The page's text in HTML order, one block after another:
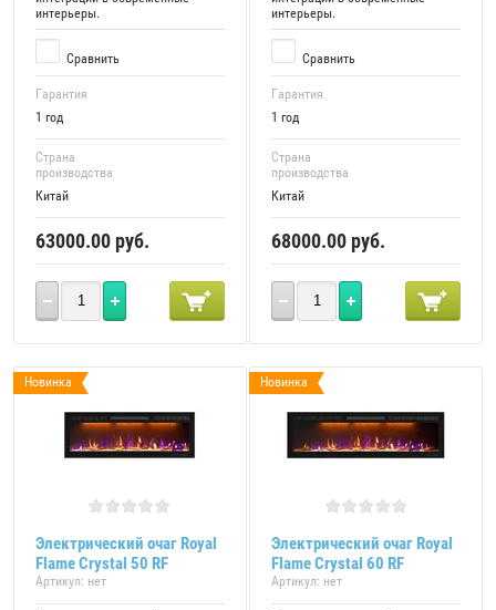
интерьеры.
Сравнить
Гарантия
1 год
Страна
производства
Китай
63000.00 руб.
интерьеры.
Сравнить
Гарантия
1 год
Страна
производства
Китай
68000.00 руб.
Новинка
Электрический очаг Royal
Flame Crystal 50 RF
Артикул: нет
Новинка
Электрический очаг Royal
Flame Crystal 60 RF
Артикул: нет